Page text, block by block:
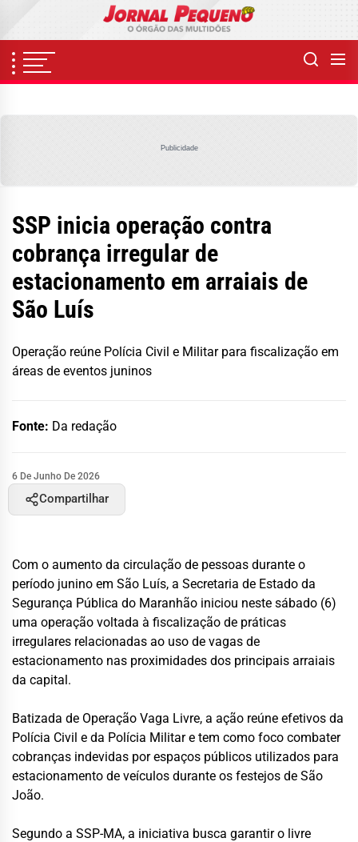
content
Publicidade
SSP inicia operação contra
cobrança irregular de
estacionamento em arraiais de
São Luís
Operação reúne Polícia Civil e Militar para fiscalização em
áreas de eventos juninos
Fonte: Da redação
6 De Junho De 2026
Compartilhar
Com o aumento da circulação de pessoas durante o
período junino em São Luís, a Secretaria de Estado da
Segurança Pública do Maranhão iniciou neste sábado (6)
uma operação voltada à fiscalização de práticas
irregulares relacionadas ao uso de vagas de
estacionamento nas proximidades dos principais arraiais
da capital.
Batizada de Operação Vaga Livre, a ação reúne efetivos da
Polícia Civil e da Polícia Militar e tem como foco combater
cobranças indevidas por espaços públicos utilizados para
estacionamento de veículos durante os festejos de São
João.
Segundo a SSP-MA, a iniciativa busca garantir o livre